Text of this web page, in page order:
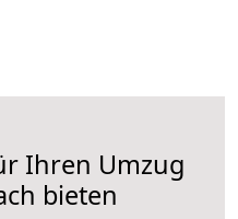
Ihren Umzug
bieten